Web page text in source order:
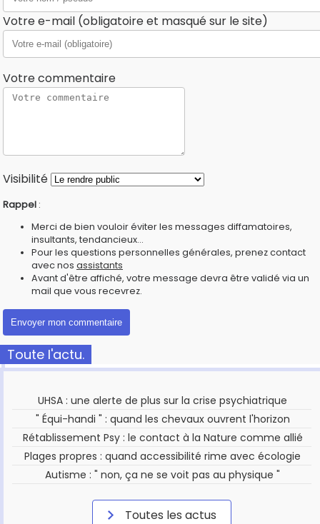
Votre e-mail (obligatoire et masqué sur le site)
Votre commentaire
Visibilité
Rappel :
Merci de bien vouloir éviter les messages diffamatoires,
insultants, tendancieux...
Pour les questions personnelles générales, prenez contact
avec nos assistants
Avant d'être affiché, votre message devra être validé via un
mail que vous recevrez.
Toute l'actu.
UHSA : une alerte de plus sur la crise psychiatrique
" Équi-handi " : quand les chevaux ouvrent l'horizon
Rétablissement Psy : le contact à la Nature comme allié
Plages propres : quand accessibilité rime avec écologie
Autisme : " non, ça ne se voit pas au physique "
Toutes les actus